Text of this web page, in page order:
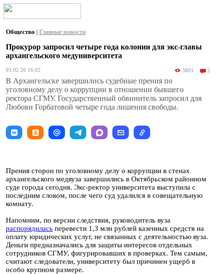
Общество | Главные новости
Прокурор запросил четыре года колонии для экс-главы
архангельского медуниверситета
03.02.26 16:02 3801 2
В Архангельске завершились судебные прения по
уголовному делу о коррупции в отношении бывшего
ректора СГМУ. Государственный обвинитель запросил для
Любови Горбатовой четыре года лишения свободы.
Прения сторон по уголовному делу о коррупции в стенах
архангельского медвуза завершились в Октябрьском районном
суде города сегодня. Экс-ректор университета выступила с
последним словом, после чего суд удалился в совещательную
комнату.
Напомним, по версии следствия, руководитель вуза
распорядилась перевести 1,3 млн рублей казенных средств на
оплату юридических услуг, не связанных с деятельностью вуза.
Деньги предназначались для защиты интересов отдельных
сотрудников СГМУ, фигурировавших в проверках. Тем самым,
считают следователи, университету был причинен ущерб в
особо крупном размере.